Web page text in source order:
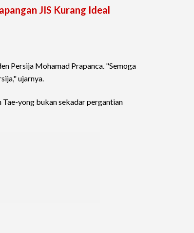
JIS Kurang Ideal
Persija Mohamad Prapanca. "Semoga
ujarnya.
yong bukan sekadar pergantian